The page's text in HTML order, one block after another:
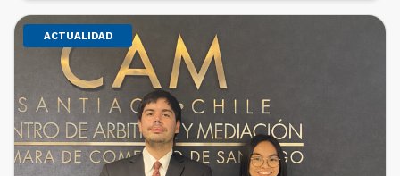
ACTUALIDAD